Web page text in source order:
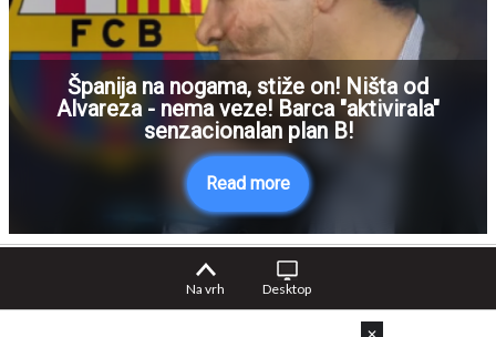
Španija na nogama, stiže on! Ništa od
Alvareza - nema veze! Barca "aktivirala"
senzacionalan plan B!
Read more
Na vrh Desktop